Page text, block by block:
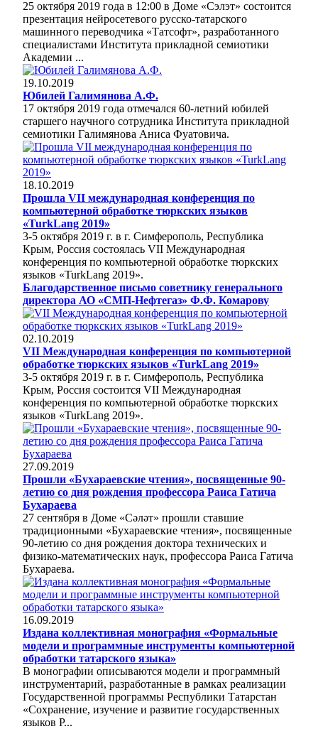
25 октября 2019 года в 12:00 в Доме «Сэлэт» состоится
презентация нейросетевого русско-татарского
машинного переводчика «Татсофт», разработанного
специалистами Института прикладной семиотики
Академии ...
19.10.2019
Юбилей Галимянова А.Ф.
17 октября 2019 года отмечался 60-летний юбилей
старшего научного сотрудника Института прикладной
семиотики Галимянова Аниса Фуатовича.
18.10.2019
Прошла VII международная конференция по
компьютерной обработке тюркских языков
«TurkLang 2019»
3-5 октября 2019 г. в г. Симферополь, Республика
Крым, Россия состоялась VII Международная
конференция по компьютерной обработке тюркских
языков «TurkLang 2019».
Благодарственное письмо советнику генерального
директора АО «СМП-Нефтегаз» Ф.Ф. Комарову
02.10.2019
VII Международная конференция по компьютерной
обработке тюркских языков «TurkLang 2019»
3-5 октября 2019 г. в г. Симферополь, Республика
Крым, Россия состоится VII Международная
конференция по компьютерной обработке тюркских
языков «TurkLang 2019».
27.09.2019
Прошли «Бухараевские чтения», посвященные 90-
летию со дня рождения профессора Раиса Гатича
Бухараева
27 сентября в Доме «Сәләт» прошли ставшие
традиционными «Бухараевские чтения», посвященные
90-летию со дня рождения доктора технических и
физико-математических наук, профессора Раиса Гатича
Бухараева.
16.09.2019
Издана коллективная монография «Формальные
модели и программные инструменты компьютерной
обработки татарского языка»
В монографии описываются модели и программный
инструментарий, разработанные в рамках реализации
Государственной программы Республики Татарстан
«Сохранение, изучение и развитие государственных
языков Р...